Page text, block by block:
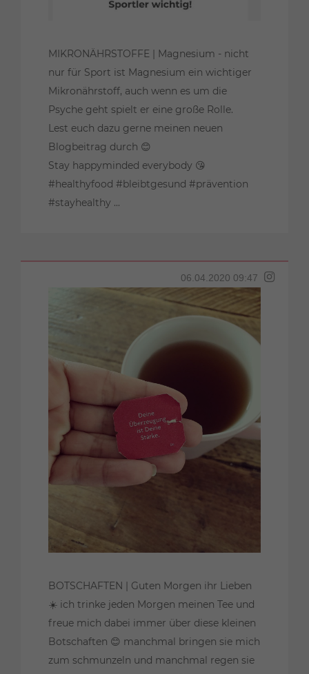
MIKRONÄHRSTOFFE | Magnesium - nicht
nur für Sport ist Magnesium ein wichtiger
Mikronährstoff, auch wenn es um die
Psyche geht spielt er eine große Rolle.
Lest euch dazu gerne meinen neuen
Blogbeitrag durch 😊
Stay happyminded everybody 😘
#healthyfood #bleibtgesund #prävention
#stayhealthy ...
06.04.2020 09:47
BOTSCHAFTEN | Guten Morgen ihr Lieben
☀️ ich trinke jeden Morgen meinen Tee und
freue mich dabei immer über diese kleinen
Botschaften 😊 manchmal bringen sie mich
zum schmunzeln und manchmal regen sie